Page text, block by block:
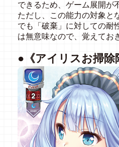
できるため、ゲーム展開が
ただし、この能力の対象と
でも「破棄」に対しての耐
は無意味なので、覚えてお
●《アイリスお掃除